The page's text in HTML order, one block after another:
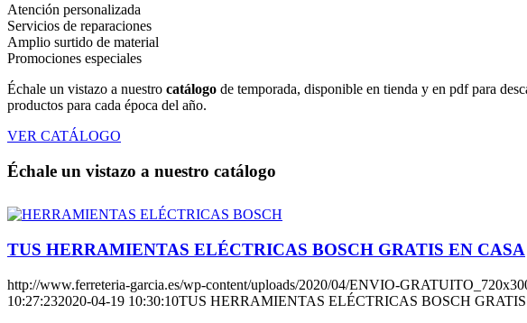
Atención personalizada
Servicios de reparaciones
Amplio surtido de material
Promociones especiales
Échale un vistazo a nuestro catálogo de temporada, disponible en tienda y en pdf para
productos para cada época del año.
VER CATÁLOGO
Échale un vistazo a nuestro catálogo
TUS HERRAMIENTAS ELÉCTRICAS BOSCH GRATIS EN CASA
http://www.ferreteria-garcia.es/wp-content/uploads/2020/04/ENVIO-
10:27:232020-04-19 10:30:10TUS HERRAMIENTAS ELÉCTRICAS BOSCH